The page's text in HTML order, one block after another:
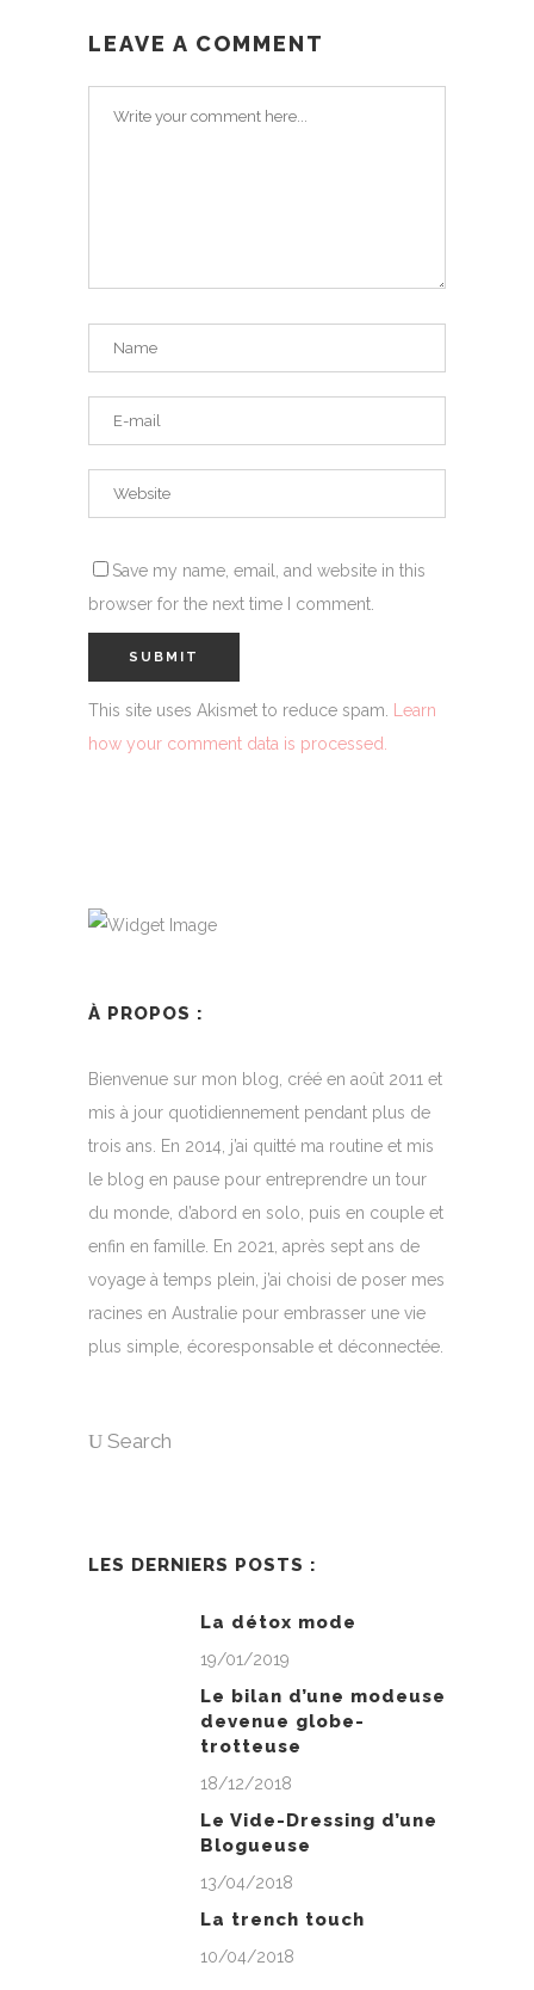
LEAVE A COMMENT
Save my name, email, and website in this
browser for the next time I comment.
This site uses Akismet to reduce spam.
Learn
how your comment data is processed.
À PROPOS :
Bienvenue sur mon blog, créé en août 2011 et
mis à jour quotidiennement pendant plus de
trois ans. En 2014, j’ai quitté ma routine et mis
le blog en pause pour entreprendre un tour
du monde, d’abord en solo, puis en couple et
enfin en famille. En 2021, après sept ans de
voyage à temps plein, j’ai choisi de poser mes
racines en Australie pour embrasser une vie
plus simple, écoresponsable et déconnectée.
Search
LES DERNIERS POSTS :
La détox mode
19/01/2019
Le bilan d’une modeuse
devenue globe-
trotteuse
18/12/2018
Le Vide-Dressing d’une
Blogueuse
13/04/2018
La trench touch
10/04/2018